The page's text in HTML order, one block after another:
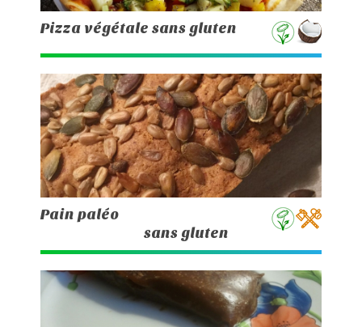
Pizza végétale sans gluten
Pain paléo
sans gluten